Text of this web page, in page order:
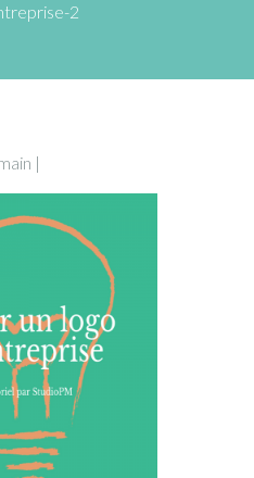
2
|